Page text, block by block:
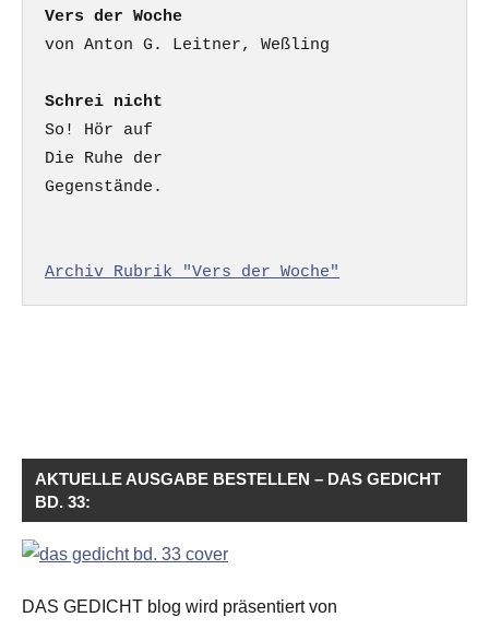
Vers der Woche
Schrei nicht
So! Hör auf
Die Ruhe der
Gegenstände.
Archiv Rubrik "Vers der Woche"
AKTUELLE AUSGABE BESTELLEN – DAS GEDICHT
BD. 33:
DAS GEDICHT blog wird präsentiert von